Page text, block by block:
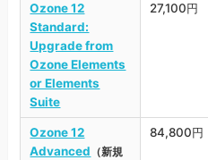
Ozone 12
Standard:
Upgrade from
Ozone Elements
or Elements
Suite
27,100円
Ozone 12
Advanced （新規
84,800円